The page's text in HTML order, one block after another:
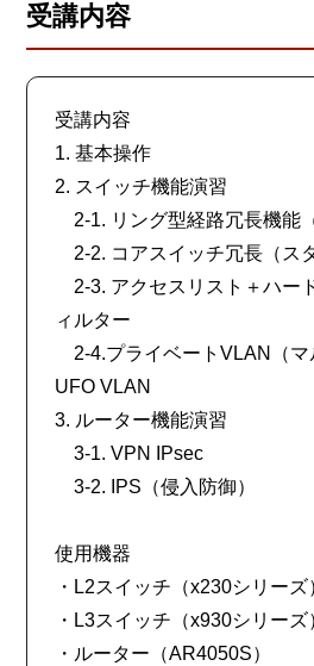
受講内容
受講内容
1. 基本操作
2. スイッチ機能演習
2-1. リング型経路冗長機能
2-2. コアスイッチ冗長（ス
2-3. アクセスリスト＋ハー
ィルター
2-4.プライベートVLAN（マ
UFO VLAN
3. ルーター機能演習
3-1. VPN IPsec
3-2. IPS（侵入防御）
使用機器
・L2スイッチ（x230シリーズ
・L3スイッチ（x930シリーズ
・ルーター（AR4050S）